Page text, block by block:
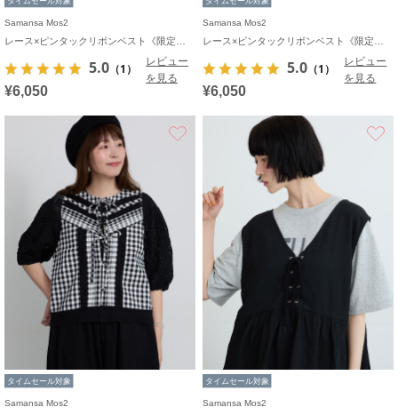
Samansa Mos2
5.0 （1）
レビュー
を見る
¥6,050
Samansa Mos2
5.0 （1）
レビュー
を見る
¥6,050
タイムセール対象
Samansa Mos2
タイムセール対象
Samansa Mos2